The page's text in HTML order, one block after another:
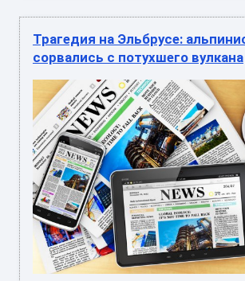
Трагедия на Эльбрусе:
сорвались с потухшего вулкана